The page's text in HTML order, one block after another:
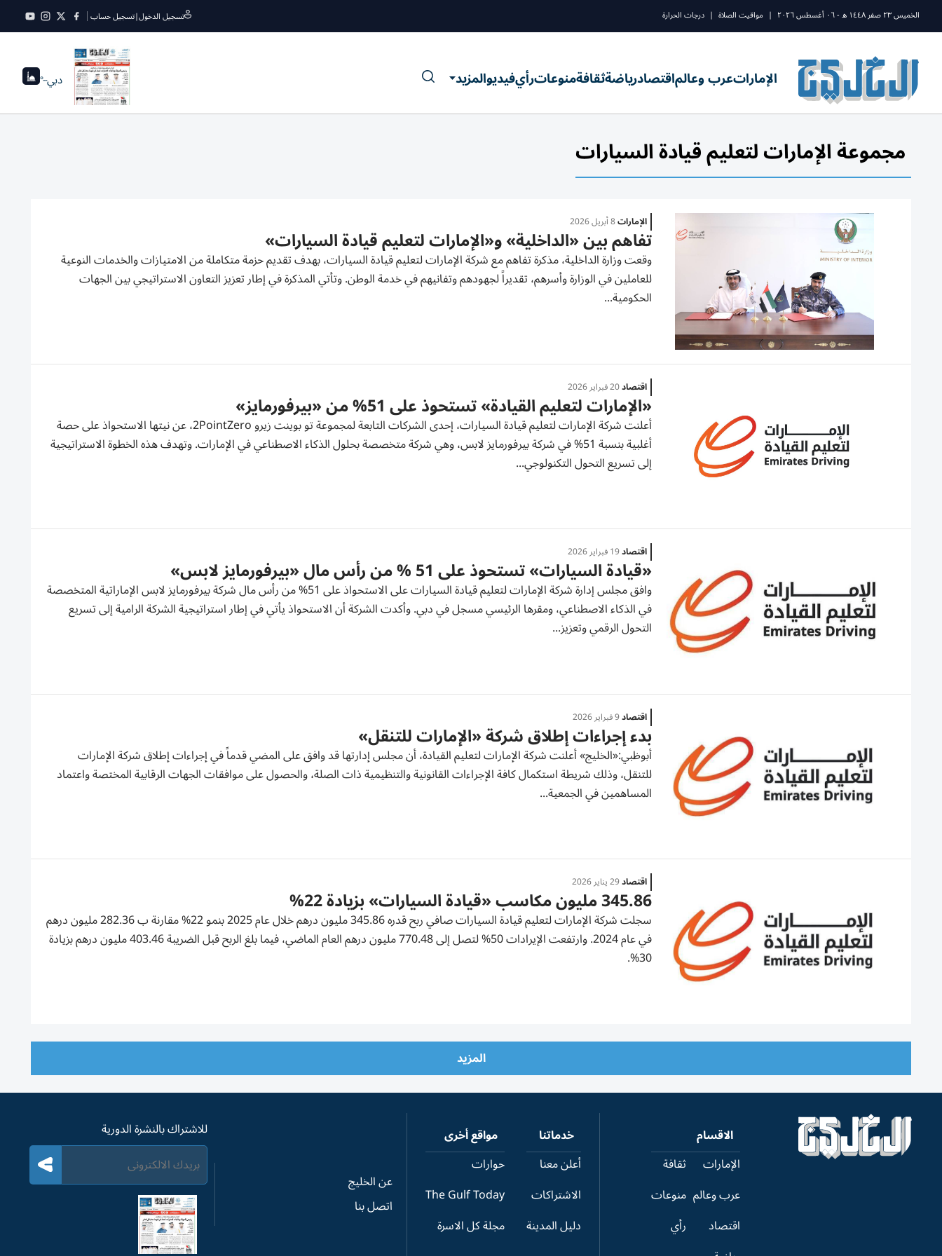
الخميس ٢٣ صفر ١٤٤٨ ه - ٠٦ أغسطس ٢٠٢٦ | مواقيت الصلاة | درجات الحرارة تسجيل الدخول|تسجيل حساب
الإماراتعرب وعالماقتصادرياضةثقافةمنوعاترأيفيديوالمزيد دبي--°
مجموعة الإمارات لتعليم قيادة السيارات
الإمارات8 أبريل 2026
تفاهم بين «الداخلية» و«الإمارات لتعليم قيادة السيارات»
وقعت وزارة الداخلية، مذكرة تفاهم مع شركة الإمارات لتعليم قيادة السيارات، بهدف تقديم حزمة متكاملة من الامتيازات والخدمات النوعية
للعاملين في الوزارة وأسرهم، تقديراً لجهودهم وتفانيهم في خدمة الوطن. وتأتي المذكرة في إطار تعزيز التعاون الاستراتيجي بين الجهات
الحكومية...
اقتصاد20 فبراير 2026
«الإمارات لتعليم القيادة» تستحوذ على 51% من «بيرفورمايز»
أعلنت شركة الإمارات لتعليم قيادة السيارات، إحدى الشركات التابعة لمجموعة تو بوينت زيرو 2PointZero، عن نيتها الاستحواذ على حصة
أغلبية بنسبة 51% في شركة بيرفورمايز لابس، وهي شركة متخصصة بحلول الذكاء الاصطناعي في الإمارات. وتهدف هذه الخطوة الاستراتيجية
إلى تسريع التحول التكنولوجي...
اقتصاد19 فبراير 2026
«قيادة السيارات» تستحوذ على 51 % من رأس مال «بيرفورمايز لابس»
وافق مجلس إدارة شركة الإمارات لتعليم قيادة السيارات على الاستحواذ على 51% من رأس مال شركة بيرفورمايز لابس الإماراتية المتخصصة
في الذكاء الاصطناعي، ومقرها الرئيسي مسجل في دبي. وأكدت الشركة أن الاستحواذ يأتي في إطار استراتيجية الشركة الرامية إلى تسريع
التحول الرقمي وتعزيز...
اقتصاد9 فبراير 2026
بدء إجراءات إطلاق شركة «الإمارات للتنقل»
أبوظبي:«الخليج» أعلنت شركة الإمارات لتعليم القيادة، أن مجلس إدارتها قد وافق على المضي قدماً في إجراءات إطلاق شركة الإمارات
للتنقل، وذلك شريطة استكمال كافة الإجراءات القانونية والتنظيمية ذات الصلة، والحصول على موافقات الجهات الرقابية المختصة واعتماد
المساهمين في الجمعية...
اقتصاد29 يناير 2026
345.86 مليون مكاسب «قيادة السيارات» بزيادة 22%
سجلت شركة الإمارات لتعليم قيادة السيارات صافي ربح قدره 345.86 مليون درهم خلال عام 2025 بنمو 22% مقارنة ب 282.36 مليون درهم
في عام 2024. وارتفعت الإيرادات 50% لتصل إلى 770.48 مليون درهم العام الماضي، فيما بلغ الربح قبل الضريبة 403.46 مليون درهم بزيادة
30%.
المزيد
الاقسام
الإمارات
عرب وعالم
اقتصاد
ثقافة
منوعات
رأي
خدماتنا
أعلن معنا
الاشتراكات
دليل المدينة
مواقع أخرى
حوارات
The Gulf Today
مجلة كل الاسرة
عن الخليج
اتصل بنا
للاشتراك بالنشرة الدورية